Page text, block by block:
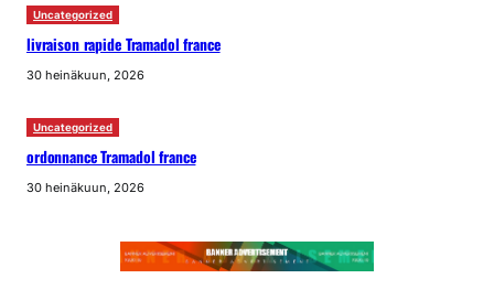
Uncategorized
livraison rapide Tramadol france
30 heinäkuun, 2026
Uncategorized
ordonnance Tramadol france
30 heinäkuun, 2026